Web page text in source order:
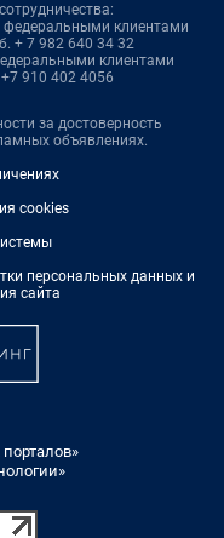
клиентами
+ 7 982 640 34 32
клиентами
910 402 4056
за достоверность
объявлениях.
cookies
персональных данных и
сайта